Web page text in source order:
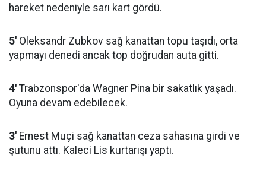
hareket nedeniyle sarı kart gördü.
5' Oleksandr Zubkov sağ kanattan topu taşıdı, orta
yapmayı denedi ancak top doğrudan auta gitti.
4' Trabzonspor'da Wagner Pina bir sakatlık yaşadı.
Oyuna devam edebilecek.
3' Ernest Muçi sağ kanattan ceza sahasına girdi ve
şutunu attı. Kaleci Lis kurtarışı yaptı.